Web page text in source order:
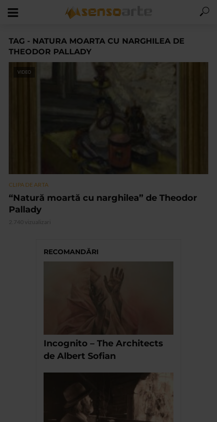
TAG - NATURA MOARTA CU NARGHILEA DE
THEODOR PALLADY
VIDEO
CLIPA DE ARTA
“Natură moartă cu narghilea” de Theodor
Pallady
2.740 vizualizari
RECOMANDĂRI
Incognito – The Architects
de Albert Sofian